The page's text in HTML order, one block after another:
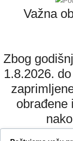
Važna
Zbog
1.8.2026.
obrađene